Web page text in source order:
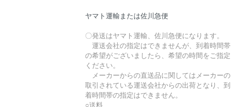
ヤマト運輸または佐川急便
〇発送はヤマト運輸、佐川急便になります。
運送会社の指定はできませんが、到着時間帯
の希望がございましたら、希望の時間をご指定
ください。
メーカーからの直送品に関してはメーカーの
取引されている運送会社からの出荷となり、到
着時間帯の指定はできません。
○送料